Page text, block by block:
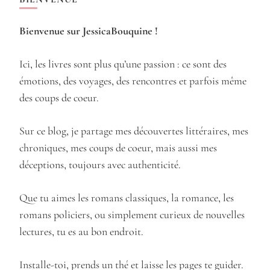
Bienvenue sur JessicaBouquine !
Ici, les livres sont plus qu’une passion : ce sont des
émotions, des voyages, des rencontres et parfois même
des coups de coeur.
Sur ce blog, je partage mes découvertes littéraires, mes
chroniques, mes coups de coeur, mais aussi mes
déceptions, toujours avec authenticité.
Que tu aimes les romans classiques, la romance, les
romans policiers, ou simplement curieux de nouvelles
lectures, tu es au bon endroit.
Installe-toi, prends un thé et laisse les pages te guider.